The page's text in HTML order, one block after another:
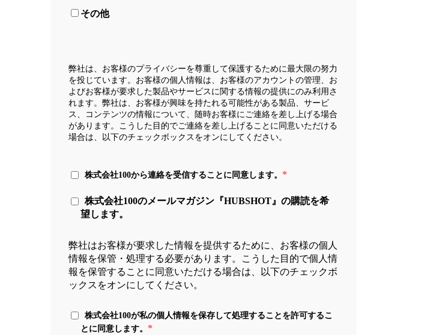
その他
弊社は、お客様のプライバシーを尊重して保護するために最大限の努力
を投じています。お客様の個人情報は、お客様のアカウントの管理、お
よびお客様が要求した製品やサービスに関する情報の提供にのみ利用さ
れます。弊社は、お客様が興味を持たれる可能性がある製品、サービ
ス、コンテンツの情報について、随時お客様にご連絡を差し上げる場合
があります。こうした目的でご連絡を差し上げることに同意いただける
場合は、以下のチェックボックスをオンにしてください。
株式会社100から連絡を受信することに同意します。 *
株式会社100のメールマガジン『HUBSHOT』の購読を希
望します。
弊社はお客様が要求した情報を提供するために、お客様の個人
情報を保管・処理する必要があります。こうした目的で個人情
報を保管することに同意いただける場合は、以下のチェックボ
ックスをオンにしてください。
株式会社100が私の個人情報を保存して処理することを許可するこ
とに同意します。 *